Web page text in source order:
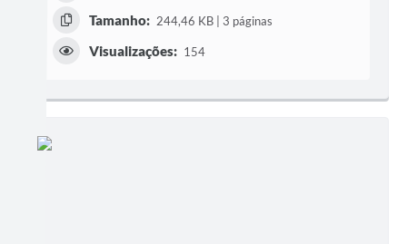
Tamanho: 244,46 KB | 3 páginas
Visualizações: 154